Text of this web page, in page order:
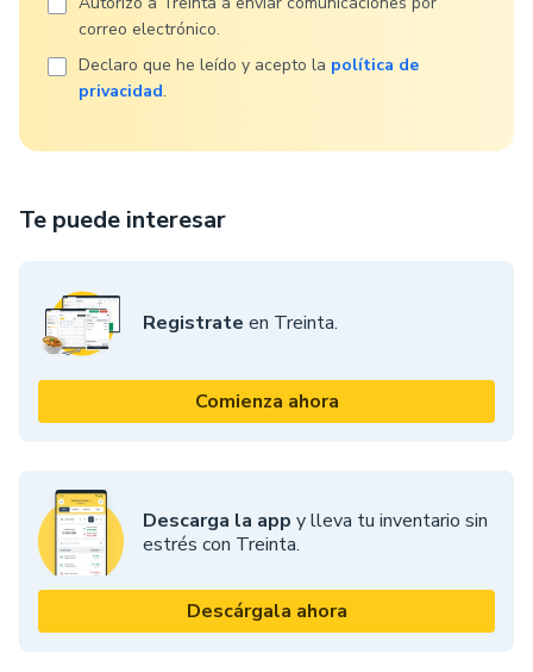
Te puede interesar
Registrate en Treinta.
Comienza ahora
Descarga la app y lleva tu inventario sin
estrés con Treinta.
Descárgala ahora
correo electrónico.
Declaro que he leído y acepto la política de
privacidad.